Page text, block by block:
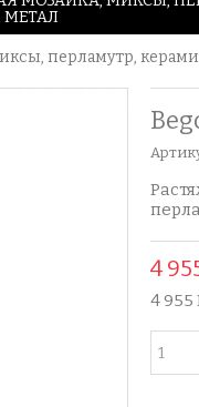
МЕТАЛ
перламутр,
4
4 955